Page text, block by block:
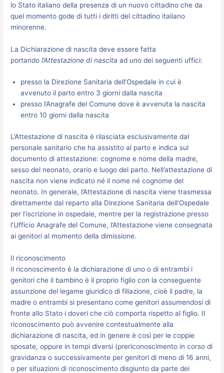
lo Stato italiano della presenza di un nuovo cittadino che da
quel momento gode di tutti i diritti del cittadino italiano
minorenne.
La Dichiarazione di nascita deve essere fatta
portandol’Attestazione di nascita ad uno dei seguenti uffici:
presso la Direzione Sanitaria dell’Ospedale in cui è
avvenuto il parto entro 3 giorni dalla nascita
presso l’Anagrafe del Comune dove è avvenuta la nascita
entro 10 giorni dalla nascita
L’Attestazione di nascita è rilasciata esclusivamente dal
personale sanitario che ha assistito al parto e indica sul
documento di attestazione: cognome e nome della madre,
sesso del neonato, orario e luogo del parto. Nell’attestazione di
nascita non viene indicato né il nome né cognome del
neonato. In generale, l’Attestazione di nascita viene trasmessa
direttamente dal reparto alla Direzione Sanitaria dell’Ospedale
per l’iscrizione in ospedale, mentre per la registrazione presso
l’Ufficio Anagrafe del Comune, l’Attestazione viene consegnata
ai genitori al momento della dimissione.
Il riconoscimento
Il riconoscimento è la dichiarazione di uno o di entrambi i
genitori che il bambino è il proprio figlio con la conseguente
assunzione del legame giuridico di filiazione, cioè il padre, la
madre o entrambi si presentano come genitori assumendosi di
fronte allo Stato i doveri che ciò comporta rispetto al figlio. Il
riconoscimento può avvenire contestualmente alla
dichiarazione di nascita, ed in genere è così per le coppie
sposate, oppure in tempi diversi (prericonoscimento in corso di
gravidanza o successivamente per genitori di meno di 16 anni,
o per situazioni di riconoscimento disgiunto da parte dei